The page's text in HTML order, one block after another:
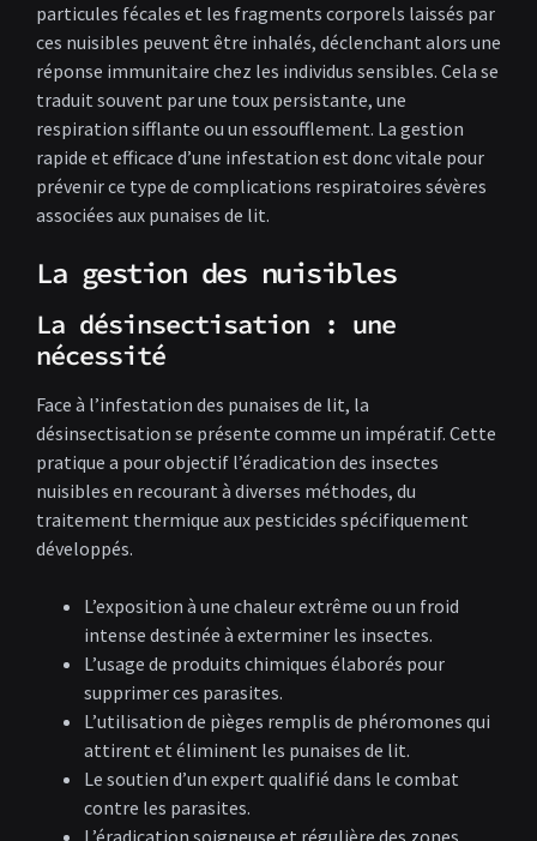
particules fécales et les fragments corporels laissés par
ces nuisibles peuvent être inhalés, déclenchant alors une
réponse immunitaire chez les individus sensibles. Cela se
traduit souvent par une toux persistante, une
respiration sifflante ou un essoufflement. La gestion
rapide et efficace d’une infestation est donc vitale pour
prévenir ce type de complications respiratoires sévères
associées aux punaises de lit.
La gestion des nuisibles
La désinsectisation : une
nécessité
Face à l’infestation des punaises de lit, la
désinsectisation se présente comme un impératif. Cette
pratique a pour objectif l’éradication des insectes
nuisibles en recourant à diverses méthodes, du
traitement thermique aux pesticides spécifiquement
développés.
L’exposition à une chaleur extrême ou un froid
intense destinée à exterminer les insectes.
L’usage de produits chimiques élaborés pour
supprimer ces parasites.
L’utilisation de pièges remplis de phéromones qui
attirent et éliminent les punaises de lit.
Le soutien d’un expert qualifié dans le combat
contre les parasites.
L’éradication soigneuse et régulière des zones